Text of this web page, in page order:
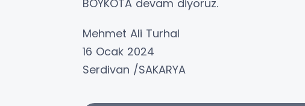
BOYKOTA devam diyoruz.
Mehmet Ali Turhal
16 Ocak 2024
Serdivan /SAKARYA